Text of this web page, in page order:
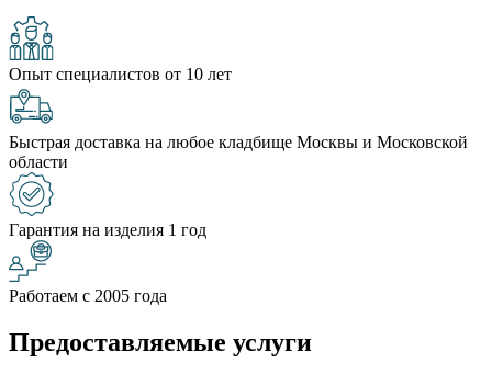
Опыт специалистов от 10 лет
Быстрая доставка на любое кладбище Москвы и Московской
области
Гарантия на изделия 1 год
Работаем с 2005 года
Предоставляемые услуги